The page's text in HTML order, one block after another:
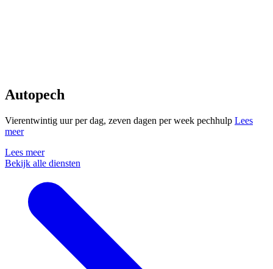
Autopech
Vierentwintig uur per dag, zeven dagen per week pechhulp Lees
meer
Lees meer
Bekijk alle diensten